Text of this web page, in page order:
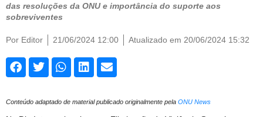
das resoluções da ONU e importância do suporte aos
sobreviventes
Por Editor 21/06/2024 12:00 Atualizado em 20/06/2024 15:32
Conteúdo adaptado de material publicado originalmente pela ONU News